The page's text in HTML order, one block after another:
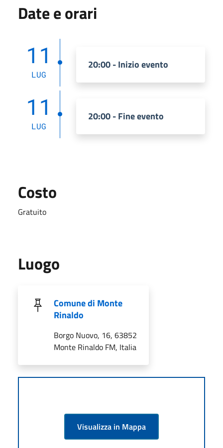
Date e orari
11
LUG
20:00 - Inizio evento
11
LUG
20:00 - Fine evento
Costo
Gratuito
Luogo
Comune di Monte
Rinaldo
Borgo Nuovo, 16, 63852
Monte Rinaldo FM, Italia
Visualizza in Mappa